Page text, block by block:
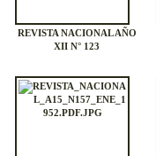
REVISTA NACIONAL AÑO
XII N° 123